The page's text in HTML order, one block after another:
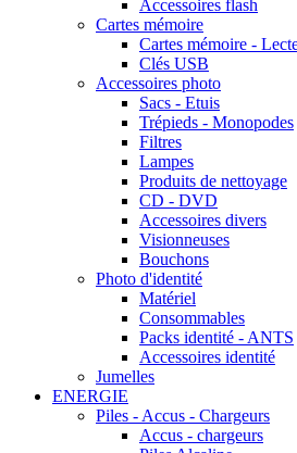
Accessoires flash
Cartes mémoire
Cartes mémoire -
Clés USB
Accessoires photo
Sacs - Etuis
Trépieds - Monopodes
Filtres
Lampes
Produits de nettoyage
CD - DVD
Accessoires divers
Visionneuses
Bouchons
Photo d'identité
Matériel
Consommables
Packs identité - ANTS
Accessoires identité
Jumelles
ENERGIE
Piles - Accus - Chargeurs
Accus - chargeurs